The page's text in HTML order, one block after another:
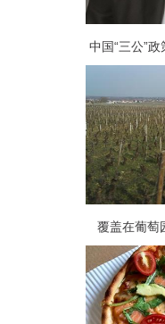
中国“三公”
覆盖在葡萄